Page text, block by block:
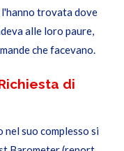
l'hanno trovata dove
alle loro paure,
che facevano.
di
suo complesso si